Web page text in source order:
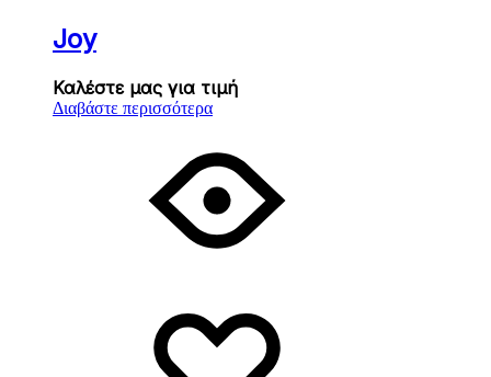
Joy
Καλέστε μας για τιμή
Διαβάστε περισσότερα